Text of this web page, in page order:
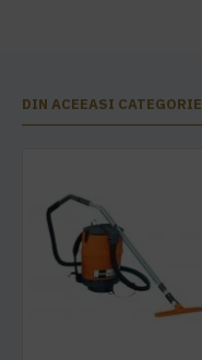
DIN ACEEASI CATEGORIE